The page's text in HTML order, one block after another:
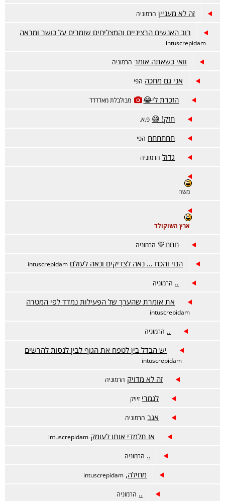
זה לא מעניין הרמוניה
רוב האנשים הרציניים והמצליחים שומרים על כושר ומראה
intuscrepidam
וואי כשאתה אומר הרמוניה
אני גם מחכה הפי
הזכרת לי😂 מבולבלת מאדדדד
חזק! 😅 פ.א.
חחחחחח הפי
גדול הרמוניה
משה
ארץ השוקולד
חחח💛 הרמוניה
הנוי והכח … נאה לצדיקים ונאה לעולם intuscrepidam
.. הרמוניה
את אומרת שהערך של הפעילות נמדד לפי המטרה
intuscrepidam
.. הרמוניה
יש הבדל בין לטפח את הגוף לבין לנסות להרשים
intuscrepidam
זה לא מדויק הרמוניה
לגמרי זיויק
אגב הרמוניה
אז תלמדי אותו לעומק intuscrepidam
.. הרמוניה
מחילה, intuscrepidam
.. הרמוניה